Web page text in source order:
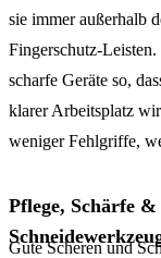
sie immer außerhalb
Fingerschutz-
scharfe Geräte so,
klarer Arbeitsplatz
weniger Fehlgriffe,
Pflege, Schärfe
Gute Scheren und